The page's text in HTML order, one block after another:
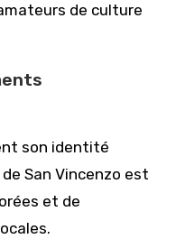
de culture
son identité
San Vincenzo est
et de